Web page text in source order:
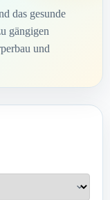
das gesunde
gängigen
und